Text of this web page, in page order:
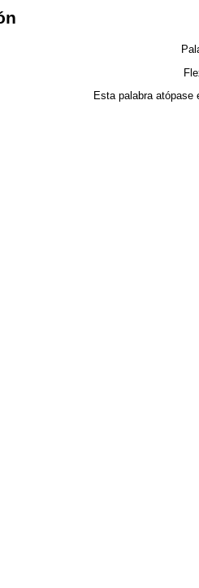
Esta palabra atópase